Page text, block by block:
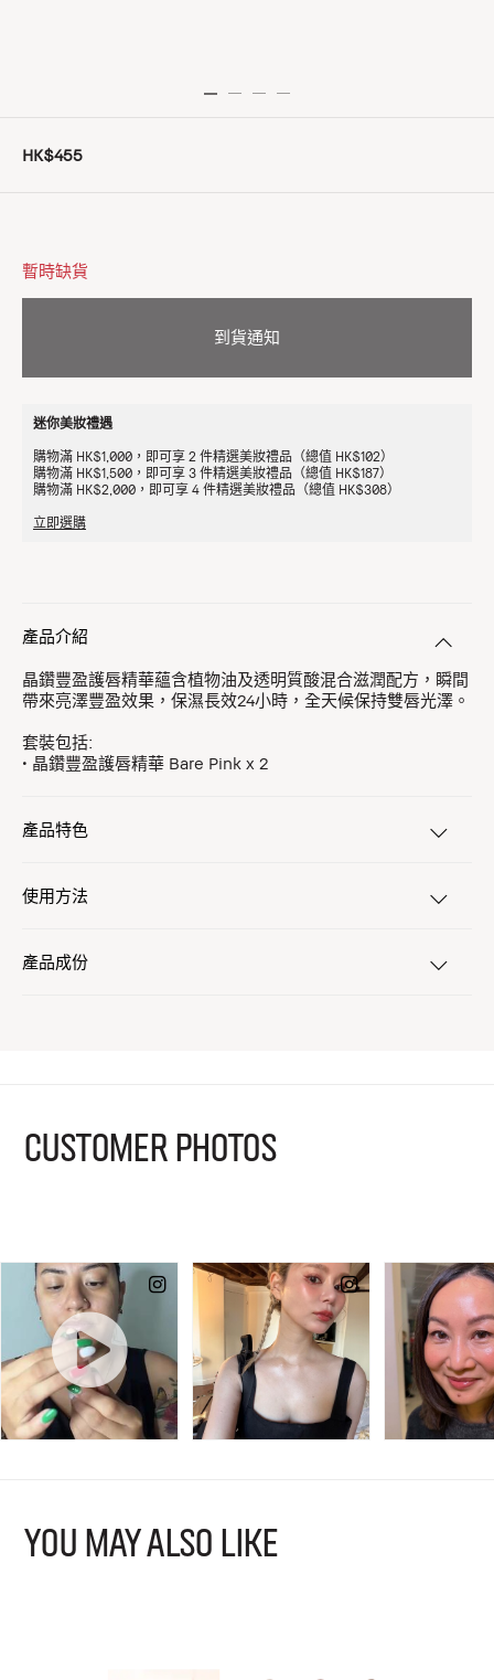
HK$455
暫時缺貨
到貨通知
迷你美妝禮遇
購物滿 HK$1,000，即可享 2 件精選美妝禮品（總值 HK$102）
購物滿 HK$1,500，即可享 3 件精選美妝禮品（總值 HK$187）
購物滿 HK$2,000，即可享 4 件精選美妝禮品（總值 HK$308）
立即選購
產品介紹
晶鑽豐盈護唇精華蘊含植物油及透明質酸混合滋潤配方，瞬間
帶來亮澤豐盈效果，保濕長效24小時，全天候保持雙唇光澤。
套裝包括:
• 晶鑽豐盈護唇精華 Bare Pink x 2
產品特色
使用方法
產品成份
CUSTOMER PHOTOS
YOU MAY ALSO LIKE